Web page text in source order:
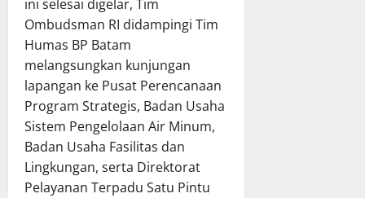
ini selesai digelar, Tim
Ombudsman RI didampingi Tim
Humas BP Batam
melangsungkan kunjungan
lapangan ke Pusat Perencanaan
Program Strategis, Badan Usaha
Sistem Pengelolaan Air Minum,
Badan Usaha Fasilitas dan
Lingkungan, serta Direktorat
Pelayanan Terpadu Satu Pintu